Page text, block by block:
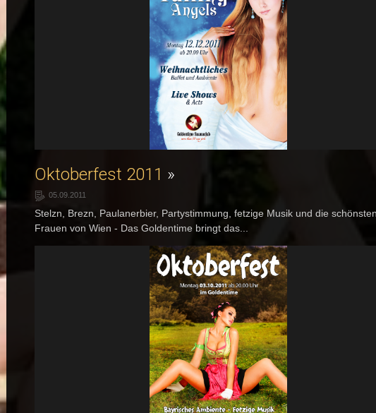
Oktoberfest 2011 »
05.09.2011
Stelzn, Brezn, Paulanerbier, Partystimmung, fetzige Musik und die
Frauen von Wien - Das Goldentime bringt das...